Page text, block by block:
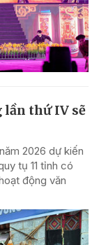
lần thứ IV sẽ
2026 dự kiến
tụ 11 tỉnh có
động văn